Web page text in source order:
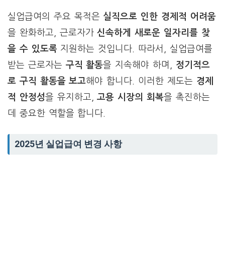
실업급여의 주요 목적은 실직으로 인한 경제적 어려움
을 완화하고, 근로자가신속하게 새로운 일자리를 찾
을 수 있도록지원하는 것입니다. 따라서, 실업급여를
받는 근로자는 구직 활동을 지속해야 하며, 정기적으
로 구직 활동을 보고해야 합니다. 이러한 제도는 경제
적 안정성을 유지하고,고용 시장의 회복을 촉진하는
데 중요한 역할을 합니다.
2025년 실업급여 변경 사항